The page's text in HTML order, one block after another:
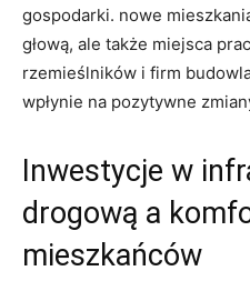
gospodarki. nowe
głową, ale także miejsca
rzemieślników i firm
wpłynie na pozytywne
Inwestycje w
drogową a
mieszkańców